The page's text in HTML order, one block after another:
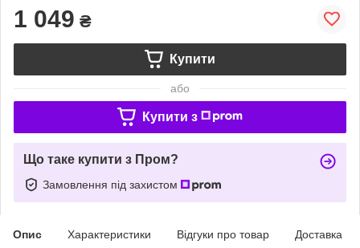
1 049 ₴
Купити
або
Купити з
Що таке купити з Пром?
Замовлення під захистом
Опис Характеристики Відгуки про товар Доставка